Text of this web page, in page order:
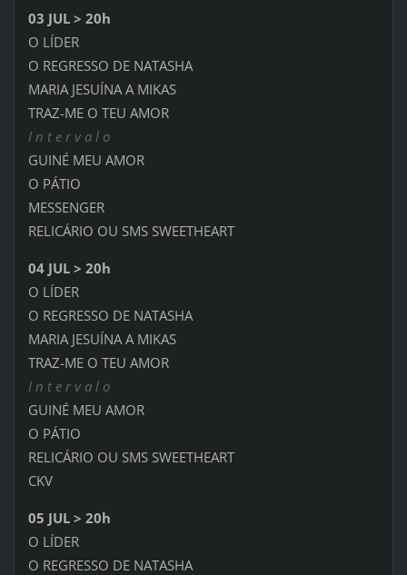
03 JUL > 20h
O LÍDER
O REGRESSO DE NATASHA
MARIA JESUÍNA A MIKAS
TRAZ-ME O TEU AMOR
I n t e r v a l o
GUINÉ MEU AMOR
O PÁTIO
MESSENGER
RELICÁRIO OU SMS SWEETHEART
04 JUL > 20h
O LÍDER
O REGRESSO DE NATASHA
MARIA JESUÍNA A MIKAS
TRAZ-ME O TEU AMOR
I n t e r v a l o
GUINÉ MEU AMOR
O PÁTIO
RELICÁRIO OU SMS SWEETHEART
CKV
05 JUL > 20h
O LÍDER
O REGRESSO DE NATASHA